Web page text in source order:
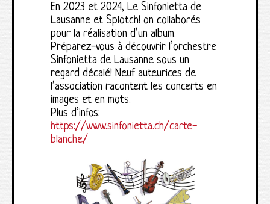
En 2023 et 2024, Le Sinfonietta de
Lausanne et Splotch! on collaborés
pour la réalisation d’un album.
Préparez-vous à découvrir l’orchestre
Sinfonietta de Lausanne sous un
regard décalé! Neuf auteurices de
l’association racontent les concerts en
images et en mots.
Plus d’infos:
https://www.sinfonietta.ch/carte-
blanche/